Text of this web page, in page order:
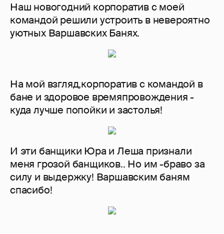
Наш новогодний корпоратив с моей
командой решили устроить в невероятно
уютных Варшавских Банях.
На мой взгляд,корпоратив с командой в
бане и здоровое времяпровождения -
куда лучше попойки и застолья!
И эти банщики Юра и Леша признали
меня грозой банщиков.. Но им -браво за
силу и выдержку! Варшавским баням
спасибо!